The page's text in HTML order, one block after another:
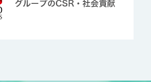
絡先、年齢、職業等の属性がわかる情報